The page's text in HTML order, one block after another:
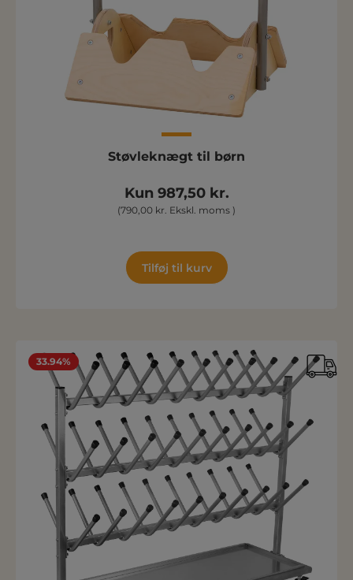
Støvleknægt til børn
Kun 987,50 kr.
(790,00 kr. Ekskl. moms )
Tilføj til kurv
33.94%